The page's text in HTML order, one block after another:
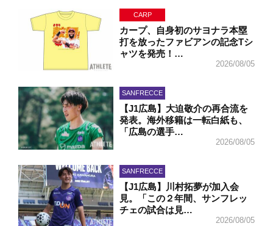
CARP
カープ、自身初のサヨナラ本塁
打を放ったファビアンの記念Tシ
ャツを発売！…
2026/08/05
SANFRECCE
【J1広島】大迫敬介の再合流を
発表。海外移籍は一転白紙も、
「広島の選手…
2026/08/05
SANFRECCE
【J1広島】川村拓夢が加入会
見。「この２年間、サンフレッ
チェの試合は見…
2026/08/05